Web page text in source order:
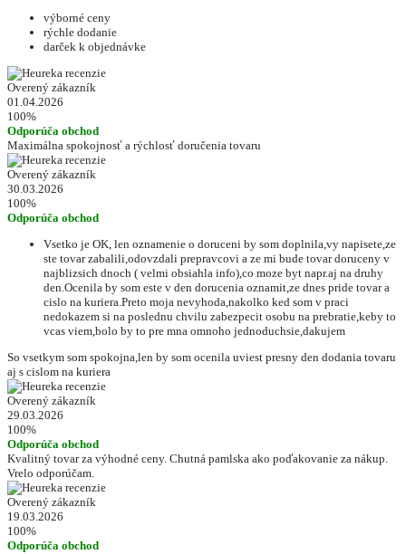
výborné ceny
rýchle dodanie
darček k objednávke
Overený zákazník
01.04.2026
100%
Odporúča obchod
Maximálna spokojnosť a rýchlosť doručenia tovaru
Overený zákazník
30.03.2026
100%
Odporúča obchod
Vsetko je OK, len oznamenie o doruceni by som doplnila,vy napisete,ze
ste tovar zabalili,odovzdali prepravcovi a ze mi bude tovar doruceny v
najblizsich dnoch ( velmi obsiahla info),co moze byt napr.aj na druhy
den.Ocenila by som este v den dorucenia oznamit,ze dnes pride tovar a
cislo na kuriera.Preto moja nevyhoda,nakolko ked som v praci
nedokazem si na poslednu chvilu zabezpecit osobu na prebratie,keby to
vcas viem,bolo by to pre mna omnoho jednoduchsie,dakujem
So vsetkym som spokojna,len by som ocenila uviest presny den dodania tovaru
aj s cislom na kuriera
Overený zákazník
29.03.2026
100%
Odporúča obchod
Kvalitný tovar za výhodné ceny. Chutná pamlska ako poďakovanie za nákup.
Vrelo odporúčam.
Overený zákazník
19.03.2026
100%
Odporúča obchod